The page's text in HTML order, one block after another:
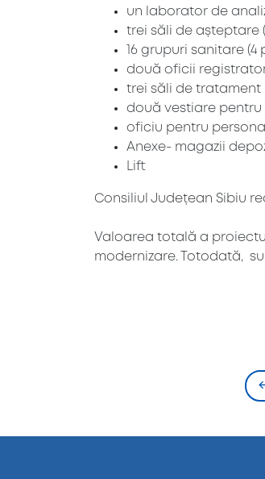
un laborator de
trei săli de așteptare
16 grupuri sanitare
două oficii
trei săli de tratament
două vestiare
oficiu pentru
Anexe- magazii
Lift
Consiliul Județean Sibiu
Valoarea totală a
modernizare. Totodată,